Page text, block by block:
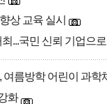
상 교육 실시
...국민 신뢰 기업으
름방학 어린이 과학
화